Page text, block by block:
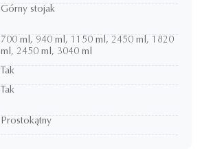
Górny stojak
700 ml, 940 ml, 1150 ml, 2450 ml, 1820
ml, 2450 ml, 3040 ml
Tak
Tak
Prostokątny